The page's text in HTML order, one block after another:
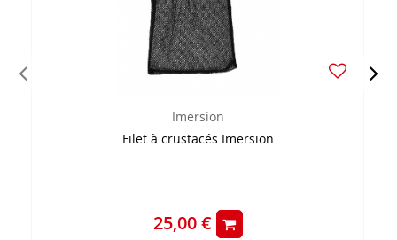
Imersion
Filet à crustacés Imersion
25,00 €